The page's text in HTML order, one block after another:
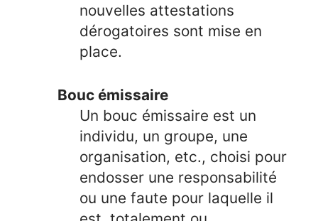
nouvelles attestations
dérogatoires sont mise en
place.
Bouc émissaire
Un bouc émissaire est un
individu, un groupe, une
organisation, etc., choisi pour
endosser une responsabilité
ou une faute pour laquelle il